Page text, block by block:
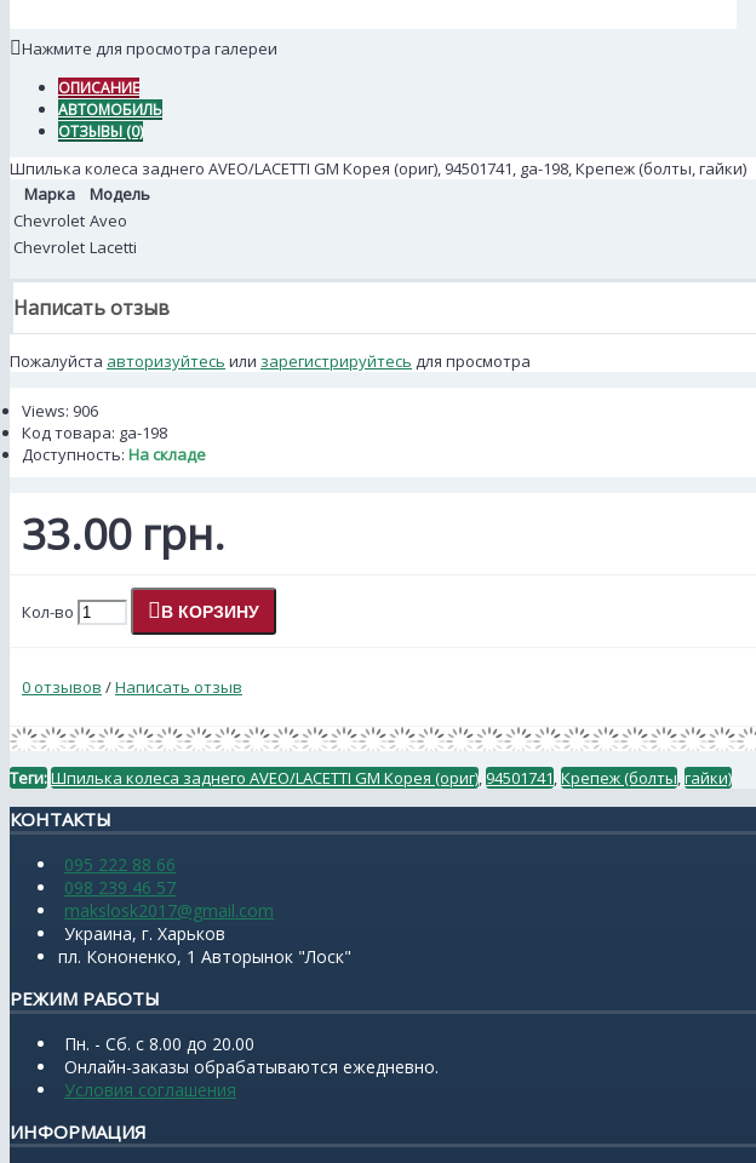
Нажмите для просмотра галереи
ОПИСАНИЕ
АВТОМОБИЛЬ
ОТЗЫВЫ (0)
Шпилька колеса заднего AVEO/LACETTI GM Корея (ориг), 94501741, ga-198, Крепеж (болты, гайки)
Марка
Модель
Chevrolet Aveo
Chevrolet Lacetti
Написать отзыв
Пожалуйста авторизуйтесь или зарегистрируйтесь для просмотра
Views: 906
Код товара: ga-198
Доступность: На складе
33.00 грн.
Кол-во В КОРЗИНУ
0 отзывов /Написать отзыв
Теги:Шпилька колеса заднего AVEO/LACETTI GM Корея (ориг), 94501741,Крепеж (болты,гайки)
КОНТАКТЫ
095 222 88 66
098 239 46 57
makslosk2017@gmail.com
Украина, г. Харьков
пл. Кононенко, 1 Авторынок "Лоск"
РЕЖИМ РАБОТЫ
Пн. - Сб. с 8.00 до 20.00
Онлайн-заказы обрабатываются ежедневно.
Условия соглашения
ИНФОРМАЦИЯ